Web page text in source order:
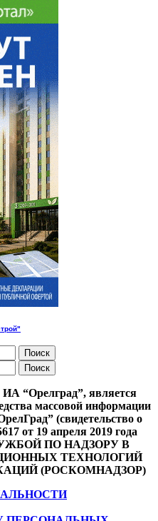
“Орелград”, является
массовой информации
(свидетельство о
от 19 апреля 2019 года
ПО НАДЗОРУ В
ТЕХНОЛОГИЙ
(РОСКОМНАДЗОР)